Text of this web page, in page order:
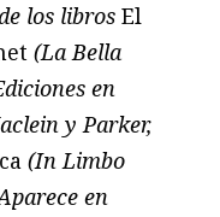
los libros El
(La Bella
en
y Parker,
(In Limbo
en